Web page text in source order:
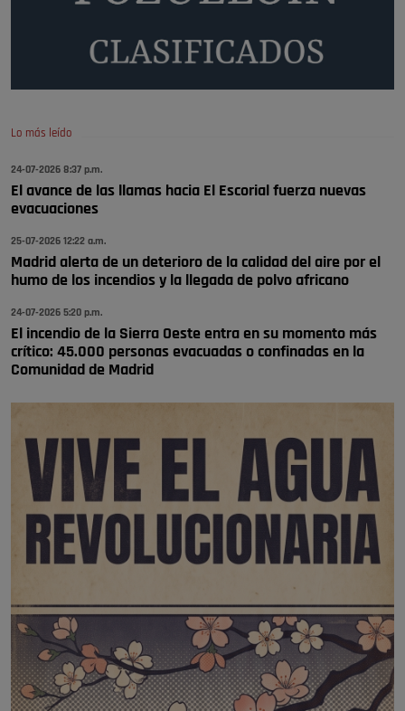
Será amigo de alguien importante...en el Congreso, Senado, en la
Policía o en la politica
Pozuelo de Alarcón
🔴 EXCLUSIVA | El comisario de la …
se va porke no tiene piscina 🤪🤪🤪
Pozuelo de Alarcón
🔴 EXCLUSIVA | El comisario de la …
Lo más leído
24-07-2026 8:37 p.m.
El avance de las llamas hacia El Escorial fuerza nuevas
evacuaciones
25-07-2026 12:22 a.m.
Madrid alerta de un deterioro de la calidad del aire por el
humo de los incendios y la llegada de polvo africano
24-07-2026 5:20 p.m.
El incendio de la Sierra Oeste entra en su momento más
crítico: 45.000 personas evacuadas o confinadas en la
Comunidad de Madrid